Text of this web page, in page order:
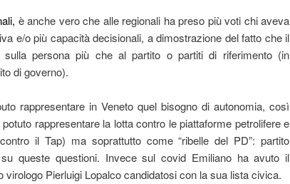
è anche vero che alle regionali ha preso più voti chi aveva
e/o più capacità decisionali, a dimostrazione del fatto che il
persona più che al partito o partiti di riferimento (in
di governo).
rappresentare in Veneto quel bisogno di autonomia, così
rappresentare la lotta contro le piattaforme petrolifere e
il Tap) ma soprattutto come “ribelle del PD”: partito
queste questioni. Invece sul covid Emiliano ha avuto il
virologo Pierluigi Lopalco candidatosi con la sua lista civica.